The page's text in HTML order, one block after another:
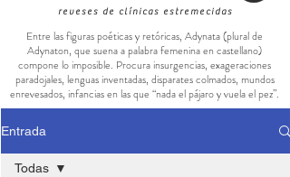
reveses de clínicas estremecidas
Entre las figuras poéticas y retóricas, Adynata (plural de
Adynaton, que suena a palabra femenina en castellano)
compone lo imposible. Procura insurgencias, exageraciones
paradojales, lenguas inventadas, disparates colmados, mundos
enrevesados, infancias en las que “nada el pájaro y vuela el pez”.
Entrada
Todas